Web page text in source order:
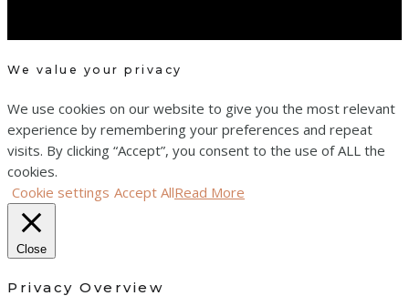
We value your privacy
We use cookies on our website to give you the most relevant
experience by remembering your preferences and repeat
visits. By clicking “Accept”, you consent to the use of ALL the
cookies.
Cookie settings Accept AllRead More
Close
Privacy Overview